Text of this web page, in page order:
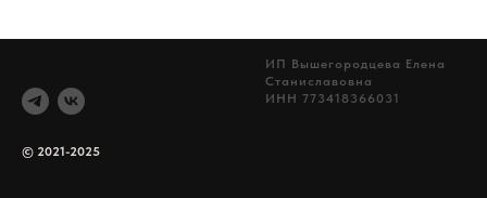
© 2021-2025
ИП Вышегородцева Елена
Станиславовна
ИНН 773418366031